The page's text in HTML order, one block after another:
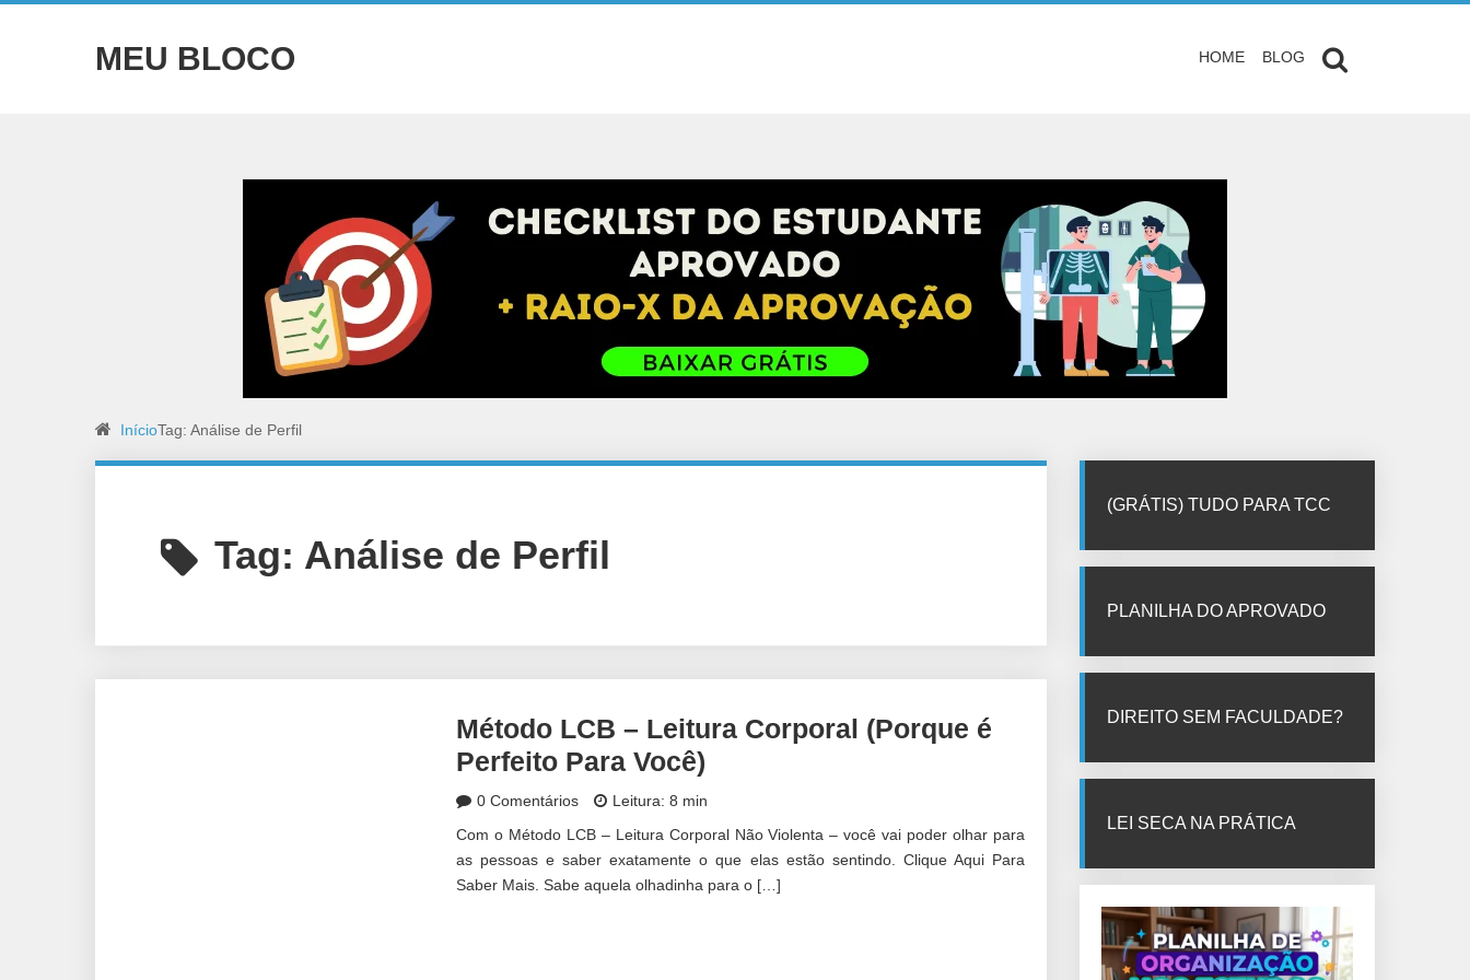
MEU BLOCO HOME BLOG
InícioTag: Análise de Perfil
Tag: Análise de Perfil
Método LCB – Leitura Corporal (Porque é
Perfeito Para Você)
0 Comentários
Leitura: 8 min
Com o Método LCB – Leitura Corporal Não Violenta – você vai poder olhar para
as pessoas e saber exatamente o que elas estão sentindo. Clique Aqui Para
Saber Mais. Sabe aquela olhadinha para o […]
(GRÁTIS) TUDO PARA TCC
PLANILHA DO APROVADO
DIREITO SEM FACULDADE?
LEI SECA NA PRÁTICA